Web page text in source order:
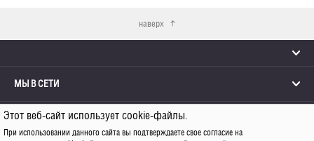
Этот веб-сайт использует cookie-файлы.
При использовании данного сайта вы подтверждаете свое согласие на
наверх
МЫ В СЕТИ
КОНТАКТЫ